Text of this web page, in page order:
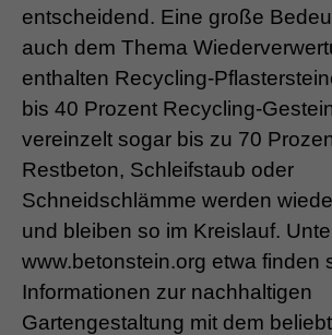
entscheidend. Eine große
auch dem Thema
enthalten Recycling-
bis 40 Prozent Recycling-
vereinzelt sogar bis zu 70
Restbeton, Schleifstaub oder
Schneidschlämme werden
und bleiben so im Kreislauf.
www.betonstein.org etwa finden
Informationen zur nachhaltigen
Gartengestaltung mit dem